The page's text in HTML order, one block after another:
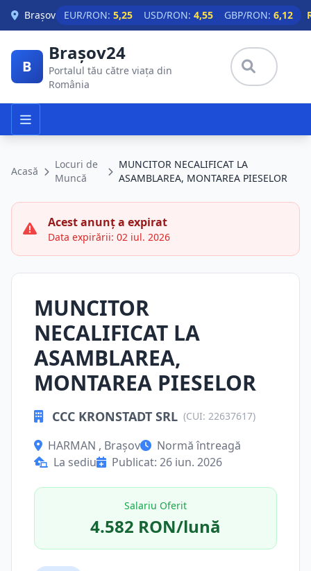
Skip to main content
Brașov EUR/RON: 5,25 USD/RON: 4,55 GBP/RON: 6,12
B
Brașov24
Portalul tău către viața din
România
Acasă
Locuri de
Muncă
MUNCITOR NECALIFICAT LA
ASAMBLAREA, MONTAREA PIESELOR
Acest anunț a expirat
Data expirării: 02 iul. 2026
MUNCITOR
NECALIFICAT LA
ASAMBLAREA,
MONTAREA PIESELOR
CCC KRONSTADT SRL (CUI: 22637617)
HARMAN , Brașov
Normă întreagă
La sediu
Publicat: 26 iun. 2026
Salariu Oferit
4.582 RON/lună